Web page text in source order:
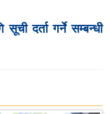
दर्ता गर्ने सम्बन्धी